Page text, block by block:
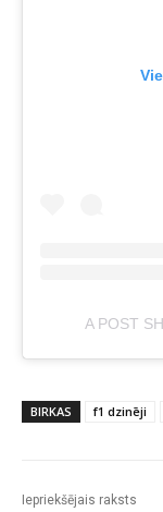
A POST
BIRKAS f1 dzinēji
Iepriekšējais raksts